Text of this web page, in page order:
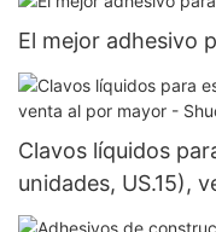
El mejor adhesivo
Clavos líquidos
unidades, US.15),